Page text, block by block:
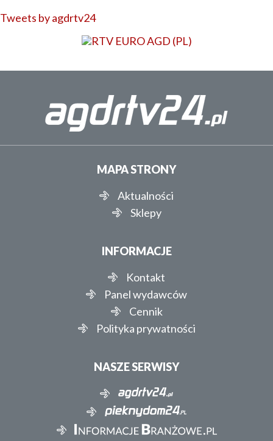
Tweets by agdrtv24
MAPA STRONY
Aktualności
Sklepy
INFORMACJE
Kontakt
Panel wydawców
Cennik
Polityka prywatności
NASZE SERWISY